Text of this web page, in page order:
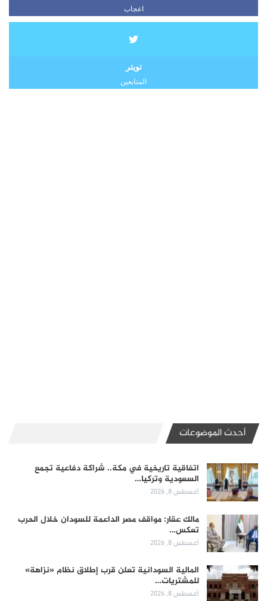
اعجاب
تويتر
المتابعين
أحدث الموضوعات
اتفاقية تاريخية في مكة.. شراكة دفاعية تجمع
السعودية وتركيا…
أغسطس 8, 2026
مالك عقار: مواقف مصر الداعمة للسودان خلال الحرب
تعكس…
أغسطس 8, 2026
المالية السودانية تعلن قرب إطلاق نظام «نزاهة»
للمشتريات…
أغسطس 8, 2026